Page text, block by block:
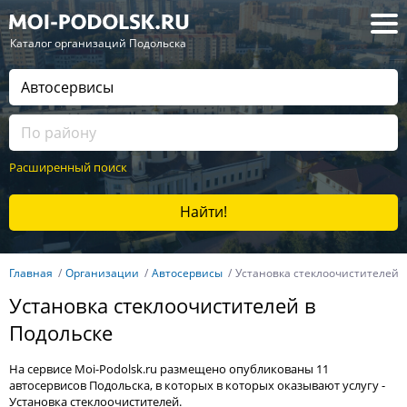
— Каталог организаций Подольска
Расширенный поиск
Найти!
Главная Организации Автосервисы Установка стеклоочистителей
Установка стеклоочистителей в
Подольске
На сервисе Moi-Podolsk.ru размещено опубликованы 11
автосервисов Подольска, в которых в которых оказывают услугу -
Установка стеклоочистителей.